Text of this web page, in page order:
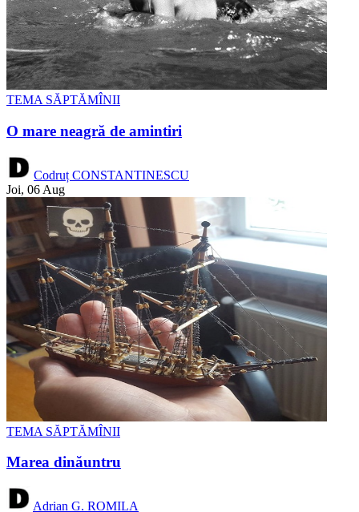
TEMA SĂPTĂMÎNII
O mare neagră de amintiri
Codruț CONSTANTINESCU
Joi, 06 Aug
TEMA SĂPTĂMÎNII
Marea dinăuntru
Adrian G. ROMILA